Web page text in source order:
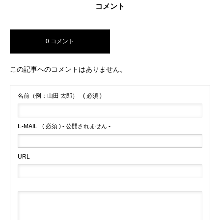
コメント
0 コメント
この記事へのコメントはありません。
名前（例：山田 太郎） ( 必須 )
E-MAIL ( 必須 ) - 公開されません -
URL